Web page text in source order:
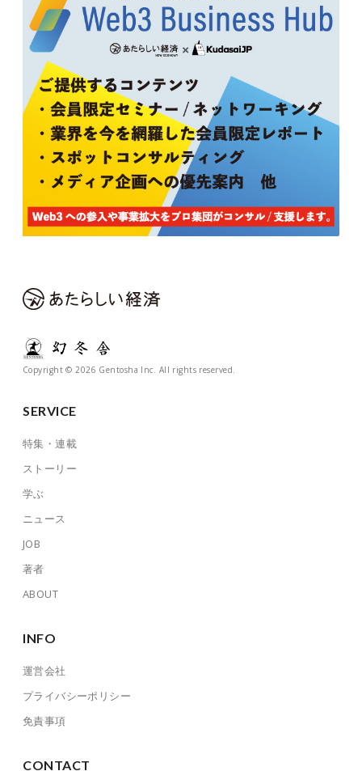
Copyright © 2026 Gentosha Inc. All rights reserved.
SERVICE
特集・連載
ストーリー
学ぶ
ニュース
JOB
著者
ABOUT
INFO
運営会社
プライバシーポリシー
免責事項
CONTACT